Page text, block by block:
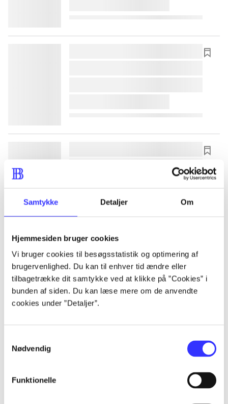
Samtykke Detaljer Om
Hjemmesiden bruger cookies
Vi bruger cookies til besøgsstatistik og optimering af
brugervenlighed. Du kan til enhver tid ændre eller
tilbagetrække dit samtykke ved at klikke på ”Cookies” i
bunden af siden. Du kan læse mere om de anvendte
cookies under ”Detaljer”.
Nødvendig
Funktionelle
lorem ipsum dolor sit amet ...
lorem ipsum dolor sit amet ...
lorem ipsum dolor sit amet ...
lorem ipsum dolor sit amet ...
lorem ipsum dolor sit amet ...
lorem ipsum dolor sit amet ...
lorem ipsum dolor sit amet ...
lorem ipsum dolor sit amet ...
lorem ipsum dolor sit amet ...
lorem ipsum dolor sit amet ...
lorem ipsum dolor sit amet ...